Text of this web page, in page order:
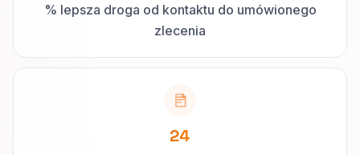
% lepsza droga od kontaktu do umówionego
zlecenia
24